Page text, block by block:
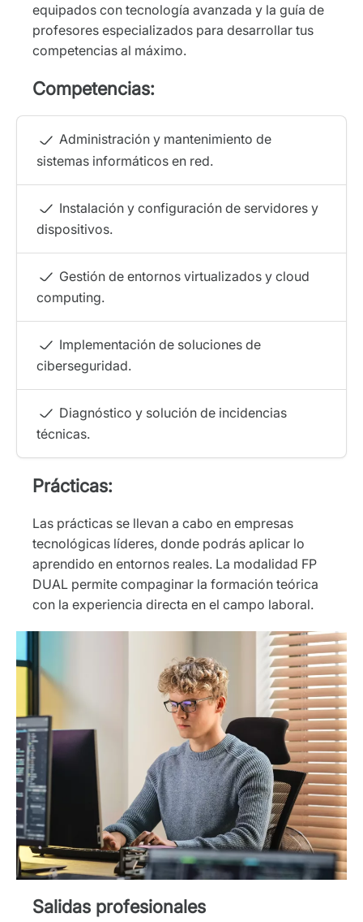
equipados con tecnología avanzada y la guía de
profesores especializados para desarrollar tus
competencias al máximo.
Competencias:
Administración y mantenimiento de
sistemas informáticos en red.
Instalación y configuración de servidores y
dispositivos.
Gestión de entornos virtualizados y cloud
computing.
Implementación de soluciones de
ciberseguridad.
Diagnóstico y solución de incidencias
técnicas.
Prácticas:
Las prácticas se llevan a cabo en empresas
tecnológicas líderes, donde podrás aplicar lo
aprendido en entornos reales. La modalidad FP
DUAL permite compaginar la formación teórica
con la experiencia directa en el campo laboral.
Salidas profesionales